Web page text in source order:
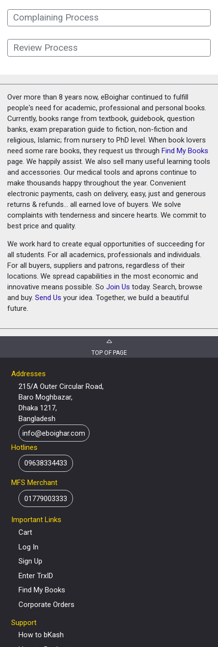
Complaining Process
Review Process
Over more than 8 years now, eBoighar continued to fulfill
people's need for academic, professional and personal books.
Currently, books range from textbook, guidebook, question
banks, exam preparation guide to fiction, non-fiction and
religious, Islamic; from nursery to PhD level. When book lovers
need some rare books, they request us through Find My Books
page. We happily assist. We also sell many useful learning tools
and accessories. Our medical tools and aprons continue to
make thousands happy throughout the year. Convenient
electronic payments, cash on delivery, easy, just and generous
returns & refunds... all earned love of buyers. We solve
complaints with tenderness and sincere hearts. We commit to
best price and quality.
We work hard to create equal opportunities of succeeding for
all students. For all academics, professionals and individuals.
For all buyers, suppliers and patrons, regardless of their
locations. We spread capabilities in the most economic and
innovative means possible. So Join Us today. Search, browse
and buy. Send Us your idea. Together, we build a beautiful
future.
TOP OF PAGE
Addresses
215/A Outer Circular Road,
Baro Moghbazar,
Dhaka 1217,
Bangladesh
info@eboighar.com
Hotlines
09638334433
MFS Merchant
01779003333
Important Links
Cart
Log In
Sign Up
Enter TrxID
Find My Books
Corporate Orders
Support
How to bKash